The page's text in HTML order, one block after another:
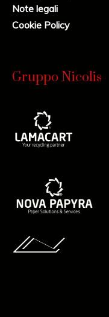
Note legali
Cookie Policy
Gruppo Nicolis